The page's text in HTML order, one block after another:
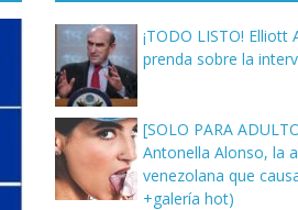
¡TODO LISTO! Elliott
prenda sobre la
[SOLO PARA
Antonella Alonso, la
venezolana que
+galería hot)